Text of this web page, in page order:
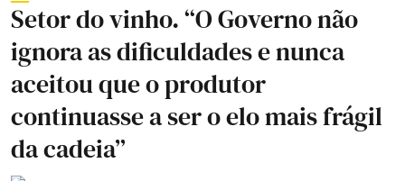
Setor do vinho. “O Governo não
ignora as dificuldades e nunca
aceitou que o produtor
continuasse a ser o elo mais frágil
da cadeia”